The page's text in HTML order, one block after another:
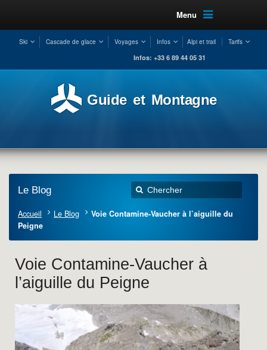
Menu
Ski Cascade de glace Voyages Infos Alpi et trail Tarifs
Infos: +33 6 89 44 05 31
Guide et Montagne
Le Blog
Accueil Le Blog
Voie Contamine-Vaucher à l’aiguille du
Peigne
Voie Contamine-Vaucher à
l’aiguille du Peigne